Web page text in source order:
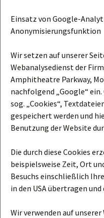
Einsatz von Google-
Anonymisierungsfunktion
Wir setzen auf unserer
Webanalysedienst der
Amphitheatre Parkway,
nachfolgend „Google“
sog. „Cookies“,
gespeichert werden und
Benutzung der Website
Die durch diese Cookies
beispielsweise Zeit, Ort
Besuchs einschließlich
in den USA übertragen
Wir verwenden auf